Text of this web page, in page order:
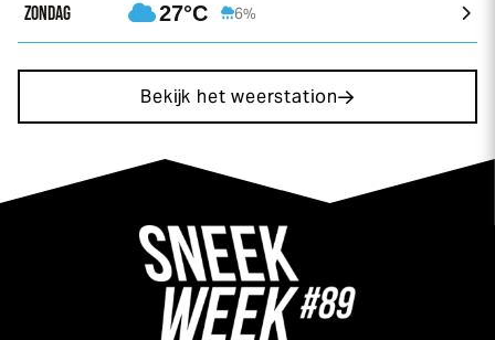
ZONDAG 27°C 6%
Bekijk het weerstation